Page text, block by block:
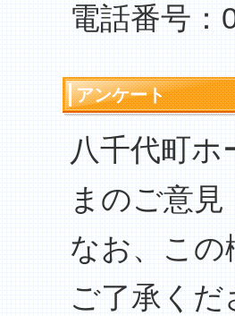
電話番号：
アンケート
八千代町
まのご意
なお、こ
ご了承くだ